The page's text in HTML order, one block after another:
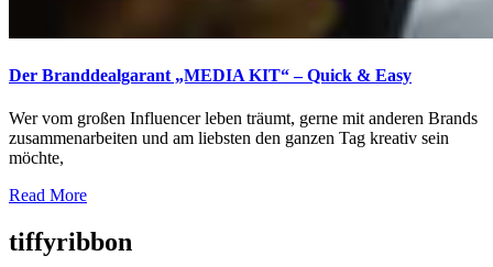
Der Branddealgarant „MEDIA KIT“ – Quick & Easy
Wer vom großen Influencer leben träumt, gerne mit anderen Brands
zusammenarbeiten und am liebsten den ganzen Tag kreativ sein
möchte,
Read More
tiffyribbon